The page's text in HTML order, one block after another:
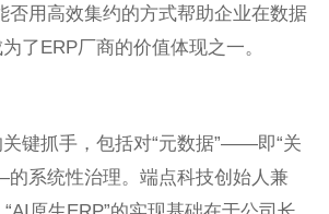
否用高效集约的方式帮助企业在数据
了ERP厂商的价值体现之一。
键抓手，包括对“元数据”——即“关
系统性治理。端点科技创始人兼